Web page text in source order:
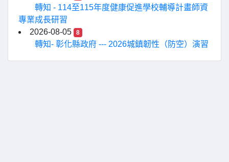
轉知 - 114至115年度健康促進學校輔導計畫師資
專業成長研習
2026-08-05
8
轉知- 彰化縣政府 --- 2026城鎮韌性（防空）演習